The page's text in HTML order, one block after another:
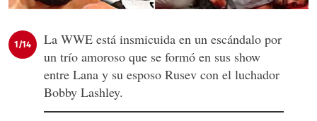
1/14
La WWE está insmicuida en un escándalo por
un trío amoroso que se formó en sus show
entre Lana y su esposo Rusev con el luchador
Bobby Lashley.